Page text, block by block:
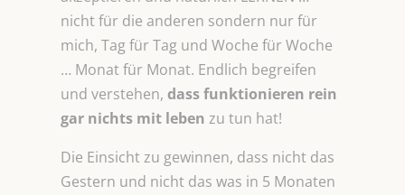
nicht für die anderen sondern nur für
mich, Tag für Tag und Woche für Woche
… Monat für Monat. Endlich begreifen
und verstehen, dass funktionieren rein
gar nichts mit leben zu tun hat!
Die Einsicht zu gewinnen, dass nicht das
Gestern und nicht das was in 5 Monaten